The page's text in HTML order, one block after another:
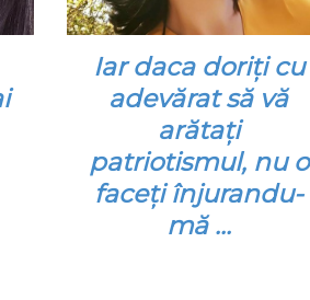
Iar daca doriţi cu
adevărat să vă
arătaţi
patriotismul, nu o
faceţi înjurandu-
mă …